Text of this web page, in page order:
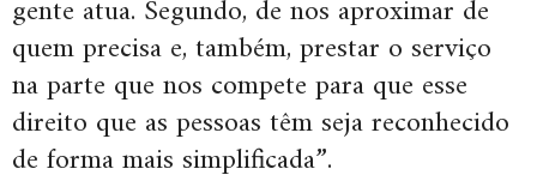
gente atua. Segundo, de nos aproximar de
quem precisa e, também, prestar o serviço
na parte que nos compete para que esse
direito que as pessoas têm seja reconhecido
de forma mais simplificada”.